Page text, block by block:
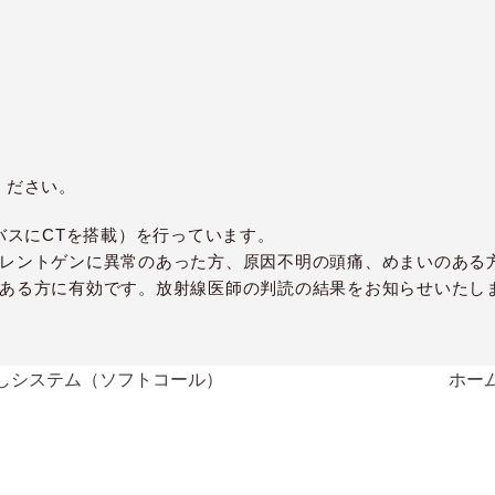
さい。
にCTを搭載）を行っています。
ントゲンに異常のあった方、原因不明の頭痛、めまいのある
る方に有効です。放射線医師の判読の結果をお知らせいたし
ステム（ソフトコール） ホー